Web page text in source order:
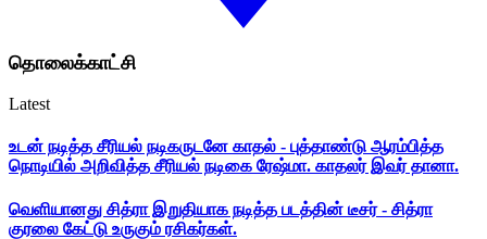
தொலைக்காட்சி
Latest
உடன் நடித்த சீரியல் நடிகருடனே காதல் - புத்தாண்டு ஆரம்பித்த
நொடியில் அறிவித்த சீரியல் நடிகை ரேஷ்மா. காதலர் இவர் தானா.
வெளியானது சித்ரா இறுதியாக நடித்த படத்தின் டீசர் - சித்ரா
குரலை கேட்டு உருகும் ரசிகர்கள்.